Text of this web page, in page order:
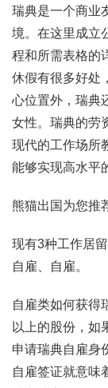
瑞典是一个商业
境。在这里成立
程和所需表格的
休假有很多好处
心位置外，瑞典
女性。瑞典的劳
现代的工作场所
能够实现高水平
熊猫出国为您推
现有3种工作居
自雇、自雇。
自雇类如何获得
以上的股份，如
申请瑞典自雇身
自雇签证就意味